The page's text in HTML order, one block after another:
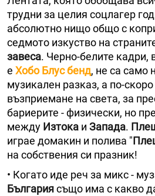
трудни за целия соцлагер
абсолютно нищо общо с
седмото изкуство на
завеса. Черно-белите кадри,
е Хобо Блус бенд, не са само
музикален разказ, а по-
възприемане на света, за
бариерите - физически, но
между Изтока и Запада.
играе домакин и полива "
на собствения си празник!
• Когато иде реч за микс -
Българиясъщо има с какво